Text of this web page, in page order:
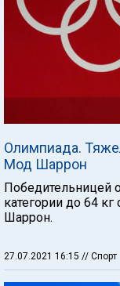
Олимпиада.
Мод Шаррон
Победительницей
категории до 64
Шаррон.
27.07.2021 16:15 // Спорт